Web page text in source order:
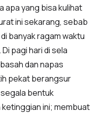
apa yang bisa kulihat
ini sekarang, sebab
banyak ragam waktu
pagi hari di sela
dan napas
pekat berangsur
bentuk
ini; membuat